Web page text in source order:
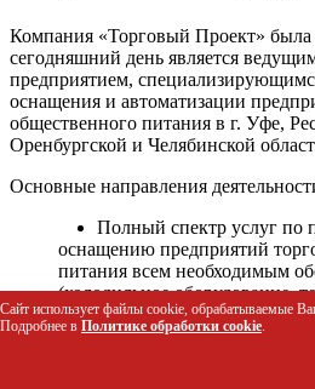
Компания «Торговый Проект» была
сегодняшний день является
предприятием,
оснащения и автоматизации
общественного питания в г. Уфе,
Оренбургской и Челябинской
Основные направления
Полный спектр услуг по
оснащению предприятий
питания всем необходимым
(холодильное оборудование,
оборудование, стеллажное
Автоматизация торговых
Сайт использует файлы cookie, обрабатываемые
Подробнее в Политике обработки cookie.